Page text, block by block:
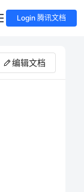
Login 腾讯文档
编辑文档